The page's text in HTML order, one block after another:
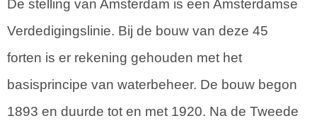
De stelling van Amsterdam is een Amsterdamse
Verdedigingslinie. Bij de bouw van deze 45
forten is er rekening gehouden met het
basisprincipe van waterbeheer. De bouw begon
1893 en duurde tot en met 1920. Na de Tweede